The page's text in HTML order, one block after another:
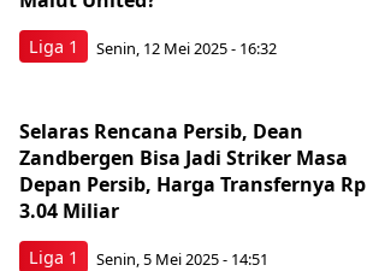
Liga 1 Senin, 12 Mei 2025 - 16:32
Liga 1
Selaras Rencana Persib, Dean
Zandbergen Bisa Jadi Striker Masa
Depan Persib, Harga Transfernya Rp
3.04 Miliar
Senin, 5 Mei 2025 - 14:51